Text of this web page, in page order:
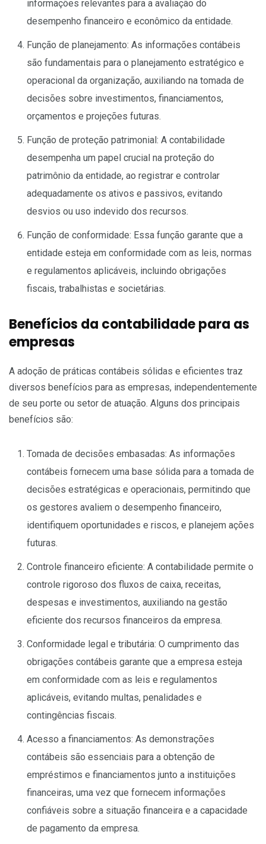
informações relevantes para a avaliação do
desempenho financeiro e econômico da entidade.
Função de planejamento: As informações contábeis
são fundamentais para o planejamento estratégico e
operacional da organização, auxiliando na tomada de
decisões sobre investimentos, financiamentos,
orçamentos e projeções futuras.
Função de proteção patrimonial: A contabilidade
desempenha um papel crucial na proteção do
patrimônio da entidade, ao registrar e controlar
adequadamente os ativos e passivos, evitando
desvios ou uso indevido dos recursos.
Função de conformidade: Essa função garante que a
entidade esteja em conformidade com as leis, normas
e regulamentos aplicáveis, incluindo obrigações
fiscais, trabalhistas e societárias.
Benefícios da contabilidade para as
empresas
A adoção de práticas contábeis sólidas e eficientes traz
diversos benefícios para as empresas, independentemente
de seu porte ou setor de atuação. Alguns dos principais
benefícios são:
Tomada de decisões embasadas: As informações
contábeis fornecem uma base sólida para a tomada de
decisões estratégicas e operacionais, permitindo que
os gestores avaliem o desempenho financeiro,
identifiquem oportunidades e riscos, e planejem ações
futuras.
Controle financeiro eficiente: A contabilidade permite o
controle rigoroso dos fluxos de caixa, receitas,
despesas e investimentos, auxiliando na gestão
eficiente dos recursos financeiros da empresa.
Conformidade legal e tributária: O cumprimento das
obrigações contábeis garante que a empresa esteja
em conformidade com as leis e regulamentos
aplicáveis, evitando multas, penalidades e
contingências fiscais.
Acesso a financiamentos: As demonstrações
contábeis são essenciais para a obtenção de
empréstimos e financiamentos junto a instituições
financeiras, uma vez que fornecem informações
confiáveis sobre a situação financeira e a capacidade
de pagamento da empresa.